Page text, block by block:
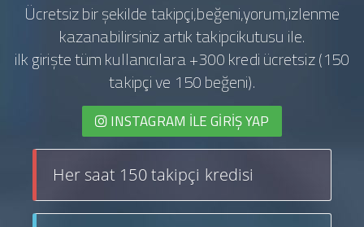
Ücretsiz bir şekilde takipçi,beğeni,yorum,izlenme
kazanabilirsiniz artık takipcikutusu ile.
ilk girişte tüm kullanıcılara +300 kredi ücretsiz (150
takipçi ve 150 beğeni).
INSTAGRAM İLE GIRIŞ YAP
Her saat 150 takipçi kredisi